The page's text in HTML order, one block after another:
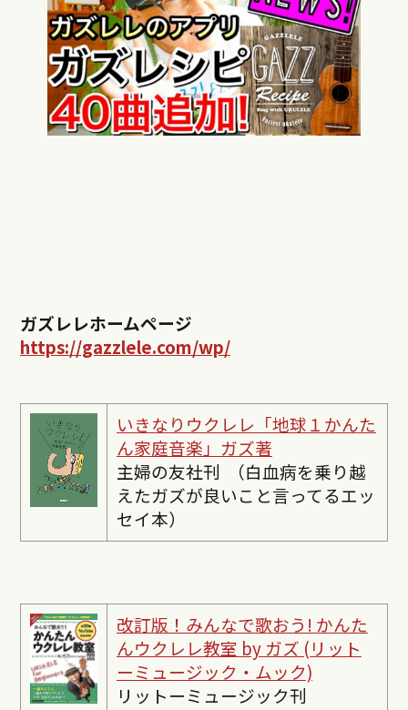
ガズレレホームページ
https://gazzlele.com/wp/
いきなりウクレレ「地球１かんた
ん家庭音楽」ガズ著
主婦の友社刊 （白血病を乗り越
えたガズが良いこと言ってるエッ
セイ本）
改訂版！みんなで歌おう! かんた
んウクレレ教室 by ガズ (リット
ーミュージック・ムック)
リットーミュージック刊